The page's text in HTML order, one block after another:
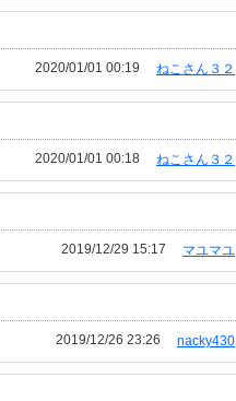
ねこさん３２
2020/01/01 00:19
ねこさん３２
2020/01/01 00:18
マユマユ
2019/12/29 15:17
nacky430
2019/12/26 23:26